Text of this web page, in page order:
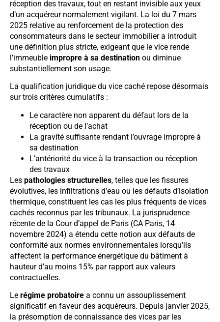
réception des travaux, tout en restant invisible aux yeux
d’un acquéreur normalement vigilant. La loi du 7 mars
2025 relative au renforcement de la protection des
consommateurs dans le secteur immobilier a introduit
une définition plus stricte, exigeant que le vice rende
l’immeuble impropre à sa destination ou diminue
substantiellement son usage.
La qualification juridique du vice caché repose désormais
sur trois critères cumulatifs :
Le caractère non apparent du défaut lors de la
réception ou de l’achat
La gravité suffisante rendant l’ouvrage impropre à
sa destination
L’antériorité du vice à la transaction ou réception
des travaux
Les pathologies structurelles, telles que les fissures
évolutives, les infiltrations d’eau ou les défauts d’isolation
thermique, constituent les cas les plus fréquents de vices
cachés reconnus par les tribunaux. La jurisprudence
récente de la Cour d’appel de Paris (CA Paris, 14
novembre 2024) a étendu cette notion aux défauts de
conformité aux normes environnementales lorsqu’ils
affectent la performance énergétique du bâtiment à
hauteur d’au moins 15% par rapport aux valeurs
contractuelles.
Le régime probatoire a connu un assouplissement
significatif en faveur des acquéreurs. Depuis janvier 2025,
la présomption de connaissance des vices par les